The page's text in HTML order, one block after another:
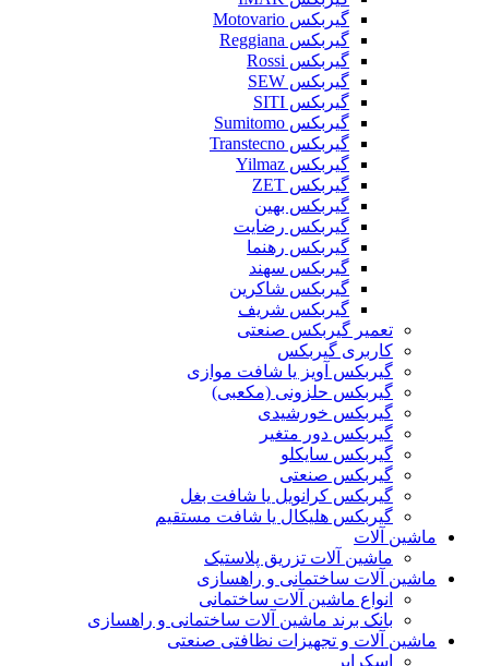
گیربکس Motovario
گیربکس Reggiana
گیربکس Rossi
گیربکس SEW
گیربکس SITI
گیربکس Sumitomo
گیربکس Transtecno
گیربکس Yilmaz
گیربکس ZET
گیربکس بهین
گیربکس رضایت
گیربکس رهنما
گیربکس سهند
گیربکس شاکرین
گیربکس شریف
تعمیر گیربکس صنعتی
کاربری گیربکس
گیربکس آویز یا شافت موازی
گیربکس حلزونی (مکعبی)
گیربکس خورشیدی
گیربکس دور متغیر
گیربکس سایکلو
گیربکس صنعتی
گیربکس کرانویل یا شافت بغل
گیربکس هلیکال یا شافت مستقیم
ماشین آلات
ماشین آلات تزریق پلاستیک
ماشین آلات ساختمانی و راهسازی
انواع ماشین آلات ساختمانی
بانک برند ماشین آلات ساختمانی و راهسازی
ماشین آلات و تجهیزات نظافتی صنعتی
اسکرابر